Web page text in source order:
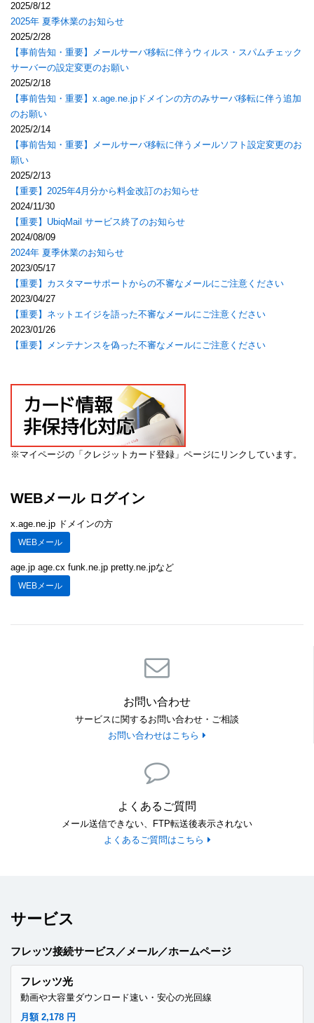
2025/8/12
2025年 夏季休業のお知らせ
2025/2/28
【事前告知・重要】メールサーバ移転に伴うウィルス・スパムチェック
サーバーの設定変更のお願い
2025/2/18
【事前告知・重要】x.age.ne.jpドメインの方のみサーバ移転に伴う追加
のお願い
2025/2/14
【事前告知・重要】メールサーバ移転に伴うメールソフト設定変更のお
願い
2025/2/13
【重要】2025年4月分から料金改訂のお知らせ
2024/11/30
【重要】UbiqMail サービス終了のお知らせ
2024/08/09
2024年 夏季休業のお知らせ
2023/05/17
【重要】カスタマーサポートからの不審なメールにご注意ください
2023/04/27
【重要】ネットエイジを語った不審なメールにご注意ください
2023/01/26
【重要】メンテナンスを偽った不審なメールにご注意ください
※マイページの「クレジットカード登録」ページにリンクしています。
WEBメール ログイン
x.age.ne.jp ドメインの方
WEBメール
age.jp age.cx funk.ne.jp pretty.ne.jpなど
WEBメール
お問い合わせ
サービスに関するお問い合わせ・ご相談
お問い合わせはこちら
よくあるご質問
メール送信できない、FTP転送後表示されない
よくあるご質問はこちら
サービス
フレッツ接続サービス／メール／ホームページ
フレッツ光
動画や大容量ダウンロード速い・安心の光回線
月額 2,178 円